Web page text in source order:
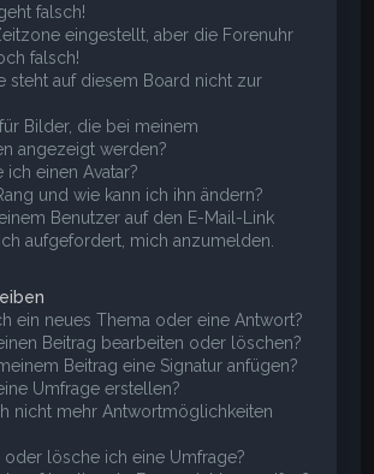
falsch!
eingestellt, aber die Forenuhr
falsch!
steht auf diesem Board nicht zur
Bilder, die bei meinem
angezeigt werden?
einen Avatar?
und wie kann ich ihn ändern?
Benutzer auf den E-Mail-Link
aufgefordert, mich anzumelden.
ein neues Thema oder eine Antwort?
Beitrag bearbeiten oder löschen?
Beitrag eine Signatur anfügen?
Umfrage erstellen?
nicht mehr Antwortmöglichkeiten
lösche ich eine Umfrage?